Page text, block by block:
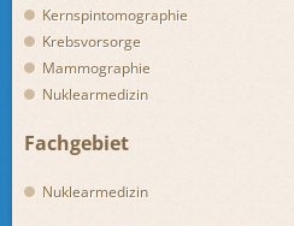
Kernspintomographie
Krebsvorsorge
Mammographie
Nuklearmedizin
Fachgebiet
Nuklearmedizin